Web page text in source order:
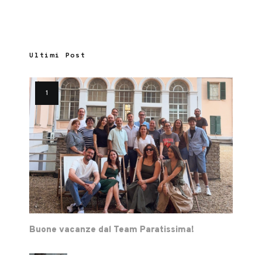
Ultimi Post
Buone vacanze dal Team Paratissima!